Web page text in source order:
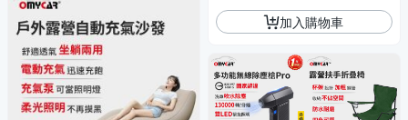
加入購物車